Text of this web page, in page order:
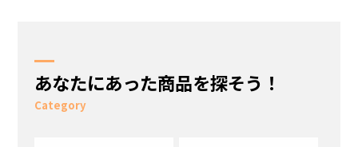
あなたにあった商品を探そう！
Category